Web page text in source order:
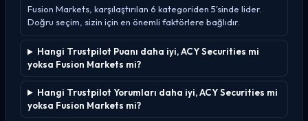
Fusion Markets, karşılaştırılan 6 kategoriden 5'sinde lider.
Doğru seçim, sizin için en önemli faktörlere bağlıdır.
Hangi Trustpilot Puanı daha iyi, ACY Securities mi
yoksa Fusion Markets mi?
Hangi Trustpilot Yorumları daha iyi, ACY Securities mi
yoksa Fusion Markets mi?